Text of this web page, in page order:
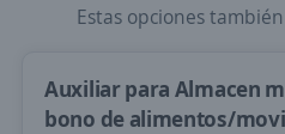
Estas opciones
Auxiliar para Almacen
bono de alimentos/